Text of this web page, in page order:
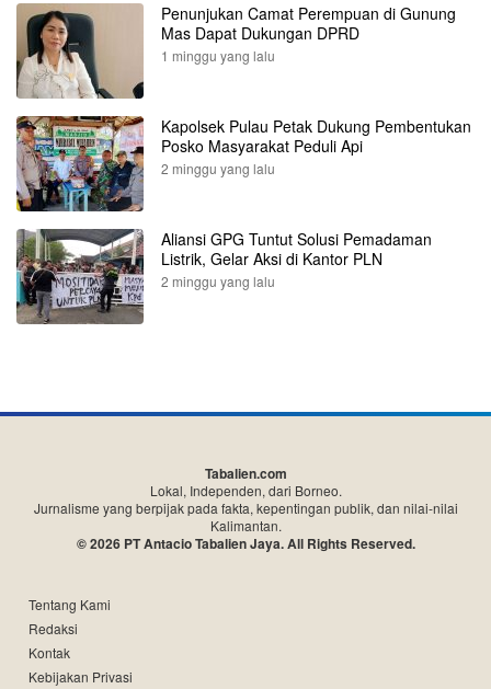
Penunjukan Camat Perempuan di Gunung
Mas Dapat Dukungan DPRD
1 minggu yang lalu
Kapolsek Pulau Petak Dukung Pembentukan
Posko Masyarakat Peduli Api
2 minggu yang lalu
Aliansi GPG Tuntut Solusi Pemadaman
Listrik, Gelar Aksi di Kantor PLN
2 minggu yang lalu
Tabalien.com
Lokal, Independen, dari Borneo.
Jurnalisme yang berpijak pada fakta, kepentingan publik, dan nilai-nilai
Kalimantan.
© 2026 PT Antacio Tabalien Jaya. All Rights Reserved.
Tentang Kami
Redaksi
Kontak
Kebijakan Privasi